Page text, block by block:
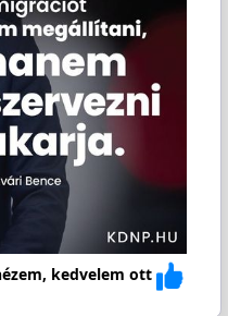
kedvelem ott